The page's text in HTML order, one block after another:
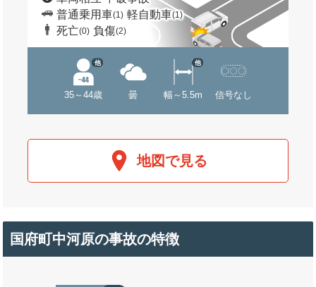
普通乗用車(1) 軽自動車(1)
死亡(0) 負傷(2)
35～44歳
他
曇 幅～5.5m
他
信号なし
地図で見る
国府町中河原の事故の特徴